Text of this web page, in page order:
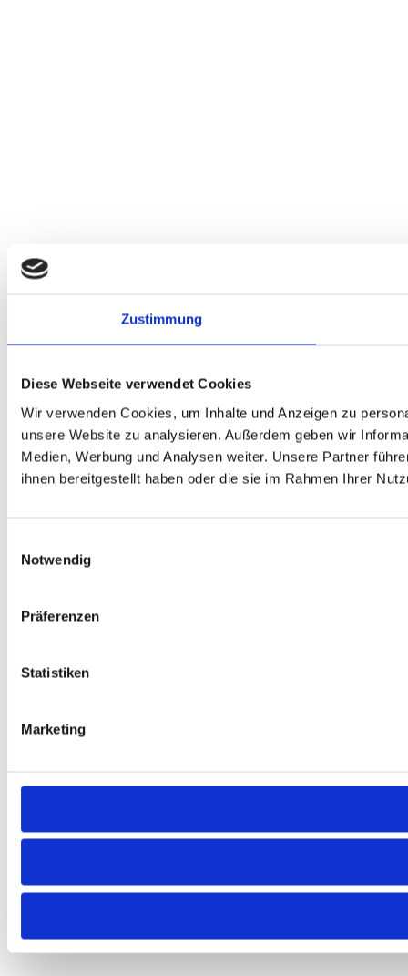
Zustimmung
Diese Webseite verwendet Cookies
Wir verwenden Cookies, um Inhalte und Anzeigen zu
unsere Website zu analysieren. Außerdem geben wir
Medien, Werbung und Analysen weiter. Unsere Partner
ihnen bereitgestellt haben oder die sie im Rahmen Ihrer
Notwendig
Präferenzen
Statistiken
Marketing